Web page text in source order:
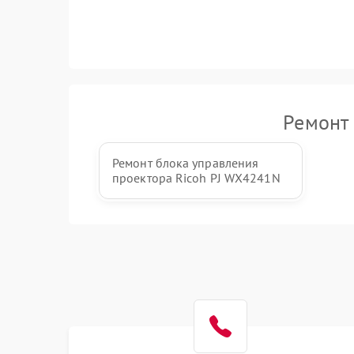
Ремонт блока управления
проектора Ricoh PJ WX4241N